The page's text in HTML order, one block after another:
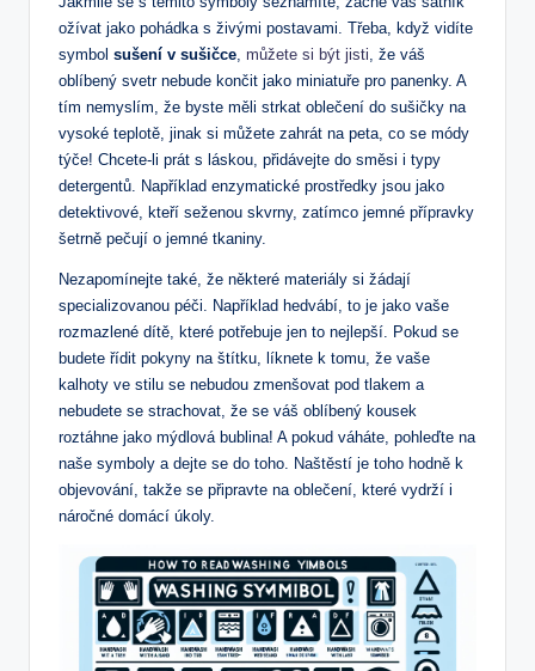
ožívat jako pohádka s živými postavami. Třeba, když vidíte
symbol sušení v sušičce, můžete si být jisti, že váš
oblíbený svetr nebude končit jako miniatuře pro panenky. A
tím nemyslím, že byste měli strkat oblečení do sušičky na
vysoké teplotě, jinak si můžete zahrát na peta, co se módy
týče! Chcete-li prát s láskou, přidávejte do směsi i typy
detergentů. Například enzymatické prostředky jsou jako
detektivové, kteří seženou skvrny, zatímco jemné přípravky
šetrně pečují o jemné tkaniny.
Nezapomínejte také, že některé materiály si žádají
specializovanou péči. Například hedvábí, to je jako vaše
rozmazlené dítě, které potřebuje jen to nejlepší. Pokud se
budete řídit pokyny na štítku, líknete k tomu, že vaše
kalhoty ve stilu se nebudou zmenšovat pod tlakem a
nebudete se strachovat, že se váš oblíbený kousek
roztáhne jako mýdlová bublina! A pokud váháte, pohleďte na
naše symboly a dejte se do toho. Naštěstí je toho hodně k
objevování, takže se připravte na oblečení, které vydrží i
náročné domácí úkoly.